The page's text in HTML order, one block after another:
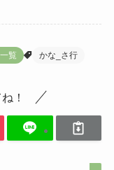
覧 かな_さ行
！